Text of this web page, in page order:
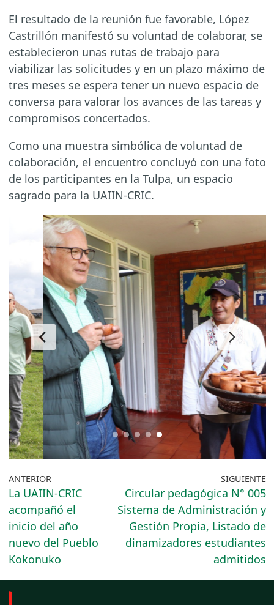
El resultado de la reunión fue favorable, López
Castrillón manifestó su voluntad de colaborar, se
establecieron unas rutas de trabajo para
viabilizar las solicitudes y en un plazo máximo de
tres meses se espera tener un nuevo espacio de
conversa para valorar los avances de las tareas y
compromisos concertados.
Como una muestra simbólica de voluntad de
colaboración, el encuentro concluyó con una foto
de los participantes en la Tulpa, un espacio
sagrado para la UAIIN-CRIC.
ANTERIOR
La UAIIN-CRIC
acompañó el
inicio del año
nuevo del Pueblo
Kokonuko
SIGUIENTE
Circular pedagógica N° 005
Sistema de Administración y
Gestión Propia, Listado de
dinamizadores estudiantes
admitidos